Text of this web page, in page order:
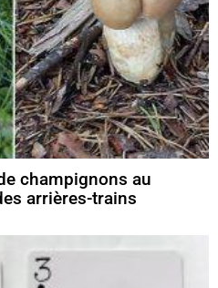
champignons au
arrières-trains